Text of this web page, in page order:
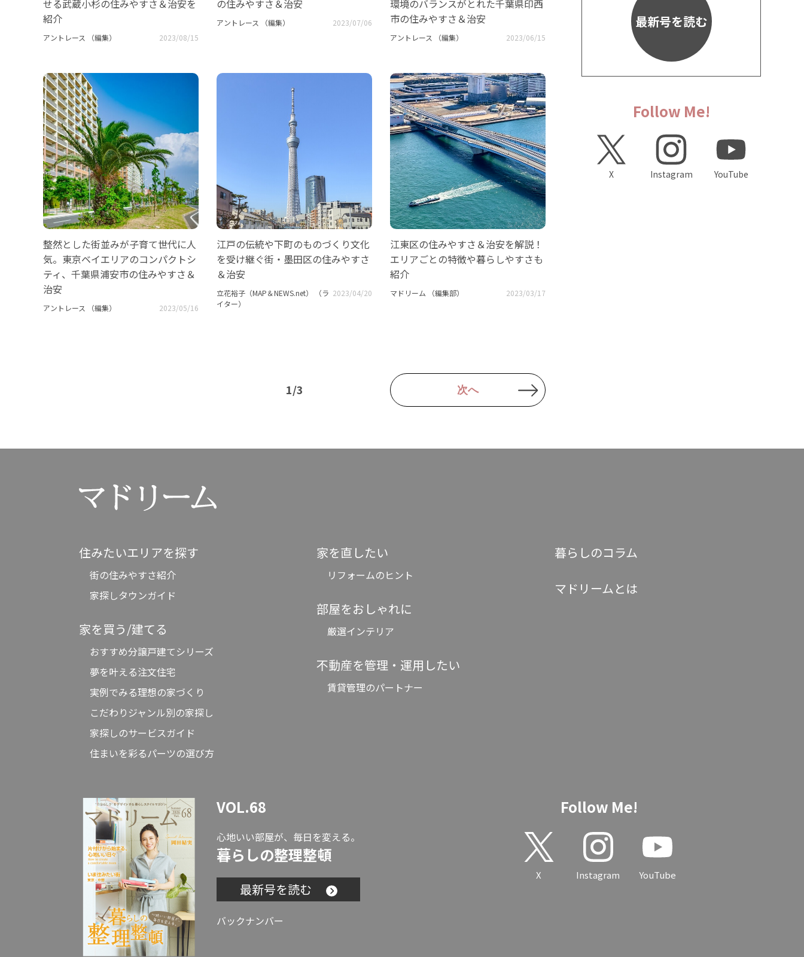
せる武蔵小杉の住みやすさ＆治安を
紹介
アントレース （編集） 2023/08/15
の住みやすさ＆治安
アントレース （編集） 2023/07/06
環境のバランスがとれた千葉県印西
市の住みやすさ＆治安
アントレース （編集） 2023/06/15
整然とした街並みが子育て世代に人
気。東京ベイエリアのコンパクトシ
ティ、千葉県浦安市の住みやすさ＆
治安
アントレース （編集） 2023/05/16
江戸の伝統や下町のものづくり文化
を受け継ぐ街・墨田区の住みやすさ
＆治安
立花裕子（MAP＆NEWS.net） （ラ
イター）
2023/04/20
江東区の住みやすさ＆治安を解説！
エリアごとの特徴や暮らしやすさも
紹介
マドリーム （編集部） 2023/03/17
1/3 次へ
最新号を読む
Follow Me!
X Instagram YouTube
住みたいエリアを探す
街の住みやすさ紹介
家探しタウンガイド
家を買う/建てる
おすすめ分譲戸建てシリーズ
夢を叶える注文住宅
実例でみる理想の家づくり
こだわりジャンル別の家探し
家探しのサービスガイド
住まいを彩るパーツの選び方
家を直したい
リフォームのヒント
部屋をおしゃれに
厳選インテリア
不動産を管理・運用したい
賃貸管理のパートナー
暮らしのコラム
マドリームとは
VOL.68
心地いい部屋が、毎日を変える。
暮らしの整理整頓
最新号を読む
バックナンバー
Follow Me!
X Instagram YouTube